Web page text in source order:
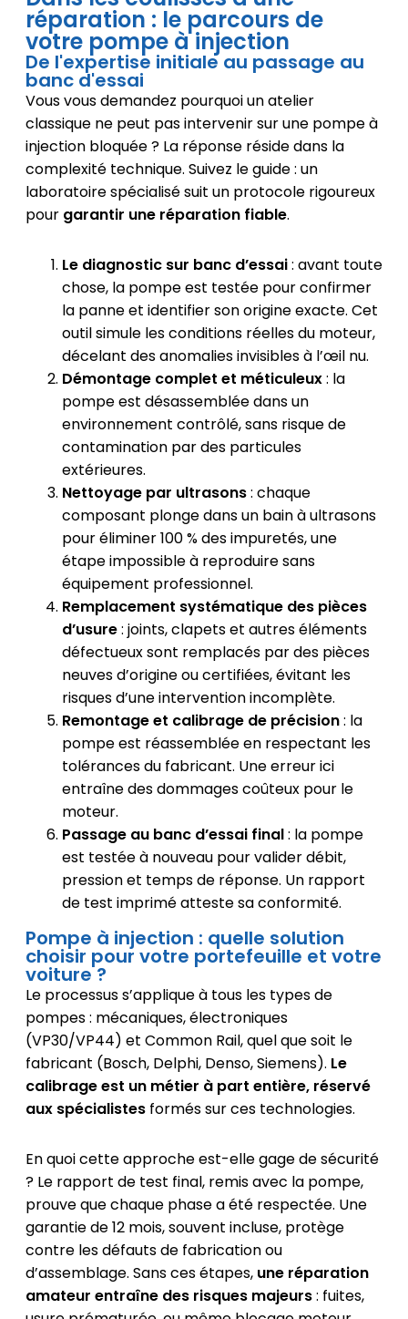
réparation : le parcours de
votre pompe à injection
De l'expertise initiale au passage au
banc d'essai
Vous vous demandez pourquoi un atelier
classique ne peut pas intervenir sur une pompe à
injection bloquée ? La réponse réside dans la
complexité technique. Suivez le guide : un
laboratoire spécialisé suit un protocole rigoureux
pour garantir une réparation fiable.
Le diagnostic sur banc d’essai: avant toute
chose, la pompe est testée pour confirmer
la panne et identifier son origine exacte. Cet
outil simule les conditions réelles du moteur,
décelant des anomalies invisibles à l’œil nu.
Démontage complet et méticuleux: la
pompe est désassemblée dans un
environnement contrôlé, sans risque de
contamination par des particules
extérieures.
Nettoyage par ultrasons: chaque
composant plonge dans un bain à ultrasons
pour éliminer 100 % des impuretés, une
étape impossible à reproduire sans
équipement professionnel.
Remplacement systématique des pièces
d’usure: joints, clapets et autres éléments
défectueux sont remplacés par des pièces
neuves d’origine ou certifiées, évitant les
risques d’une intervention incomplète.
Remontage et calibrage de précision: la
pompe est réassemblée en respectant les
tolérances du fabricant. Une erreur ici
entraîne des dommages coûteux pour le
moteur.
Passage au banc d’essai final: la pompe
est testée à nouveau pour valider débit,
pression et temps de réponse. Un rapport
de test imprimé atteste sa conformité.
Pompe à injection : quelle solution
choisir pour votre portefeuille et votre
voiture ?
Le processus s’applique à tous les types de
pompes : mécaniques, électroniques
(VP30/VP44) et Common Rail, quel que soit le
fabricant (Bosch, Delphi, Denso, Siemens). Le
calibrage est un métier à part entière, réservé
aux spécialistesformés sur ces technologies.
En quoi cette approche est-elle gage de sécurité
? Le rapport de test final, remis avec la pompe,
prouve que chaque phase a été respectée. Une
garantie de 12 mois, souvent incluse, protège
contre les défauts de fabrication ou
d’assemblage. Sans ces étapes, une réparation
amateur entraîne des risques majeurs: fuites,